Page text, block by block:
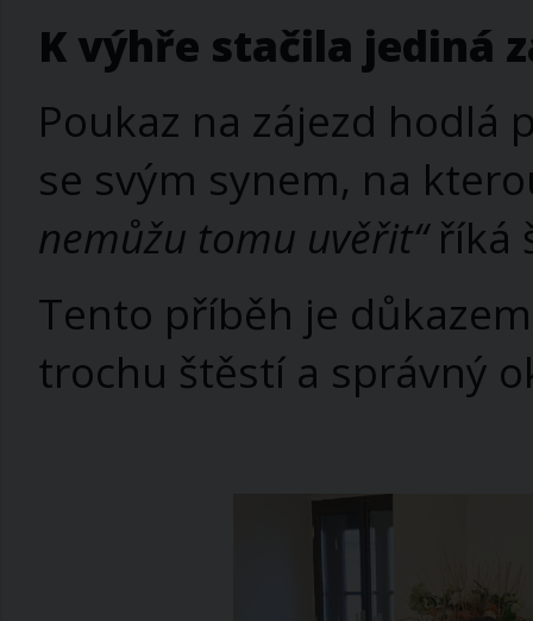
K výhře stačila jediná
Poukaz na zájezd hodlá
se svým synem, na
nemůžu tomu uvěřit“říká
Tento příběh je
trochu štěstí a správný